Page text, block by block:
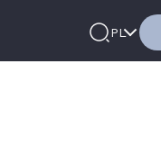
PL